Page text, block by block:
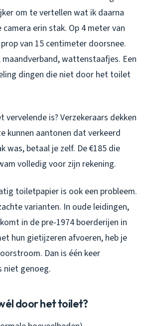
om te vertellen wat ik daarna
erin stak. Op 4 meter van
van 15 centimeter doorsnee.
wattenstaafjes. Een
dingen die niet door het toilet
vervelende is? Verzekeraars dekken
kunnen aantonen dat verkeerd
was, betaal je zelf. De €185 die
volledig voor zijn rekening.
toiletpapier is ook een probleem.
varianten. In oude leidingen,
in de pre-1974 boerderijen in
hun gietijzeren afvoeren, heb je
Dan is één keer
niet genoeg.
door het toilet?